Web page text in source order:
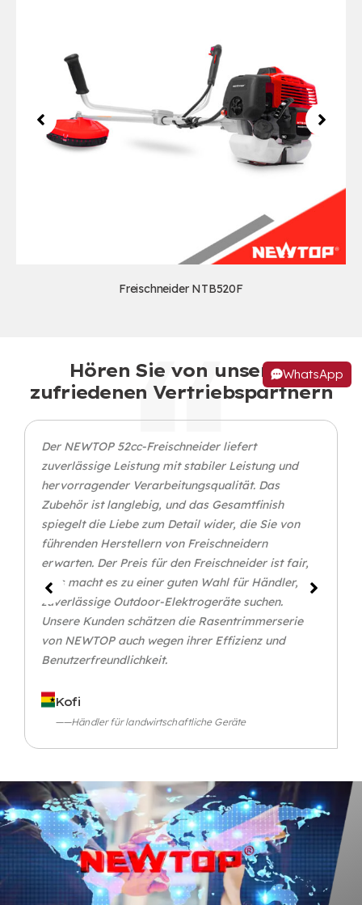
Freischneider NTB520F
Hören Sie von unseren
zufriedenen Vertriebspartnern
Der NEWTOP 52cc-Freischneider liefert
zuverlässige Leistung mit stabiler Leistung und
hervorragender Verarbeitungsqualität. Das
Zubehör ist langlebig, und das Gesamtfinish
spiegelt die Liebe zum Detail wider, die Sie von
führenden Herstellern von Freischneidern
erwarten. Der Preis für den Freischneider ist fair,
Dies macht es zu einer guten Wahl für Händler, die
zuverlässige Outdoor-Elektrogeräte suchen.
Unsere Kunden schätzen die Rasentrimmerserie
von NEWTOP auch wegen ihrer Effizienz und
Benutzerfreundlichkeit.
Kofi
——Händler für landwirtschaftliche Geräte
WhatsApp